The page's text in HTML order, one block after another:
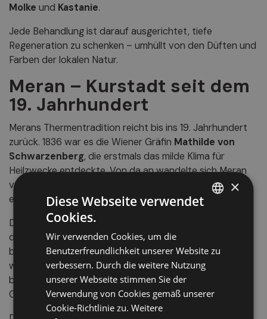
Molke und Kastanie.
Jede Behandlung ist darauf ausgerichtet, tiefe
Regeneration zu schenken – umhüllt von den Düften und
Farben der lokalen Natur.
Meran – Kurstadt seit dem
19. Jahrhundert
Merans Thermentradition reicht bis ins 19. Jahrhundert
zurück. 1836 war es die Wiener Gräfin Mathilde von
Schwarzenberg, die erstmals das milde Klima für
Heilzwecke entdeckte. Von da an wandelte sich Meran
von einem
Ort zur Behandlung von Tuberkulose
zu
einem
Ferienziel für den europäischen Adel
Dank Bürgermeister
der Brennerbahn entwickelte sich Meran zu einem der
begehrtesten Reiseziele Europas. In derBelle Époque
war die Stadt mit Luxushotels, Theatern und dem
berühmtenKurhausein eleganter Treffpunkt der feinen
Gesellschaft.
×
Diese Webseite verwendet
Cookies.
Wir verwenden Cookies, um die
Benutzerfreundlichkeit unserer Website zu
verbessern. Durch die weitere Nutzung
unserer Webseite stimmen Sie der
Verwendung von Cookies gemäß unserer
Cookie-Richtlinie zu. Weitere